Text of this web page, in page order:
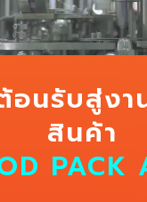
อนรับสู่งา
สินค้า
PACK